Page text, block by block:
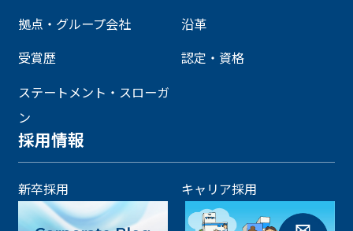
拠点・グループ会社
沿革
受賞歴
認定・資格
ステートメント・スローガ
ン
採用情報
新卒採用 キャリア採用